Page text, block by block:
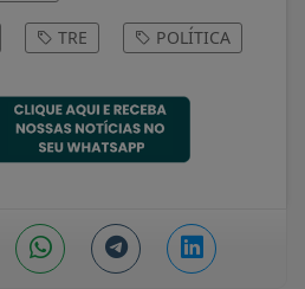
TRE POLÍTICA